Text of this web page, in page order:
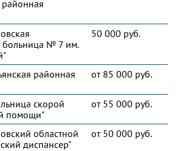
районная
больница № 7 им.
50 000 руб.
районная
от 85 000 руб.
скорой
помощи"
от 55 000 руб.
областной
диспансер"
от 50 000 руб.